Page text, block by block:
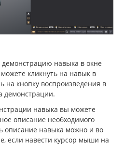
навыка в окне
кликнуть на навык в
на кнопку воспроизведения в
демонстрации.
навыка вы можете
описание необходимого
описание навыка можно и во
если навести курсор мыши на